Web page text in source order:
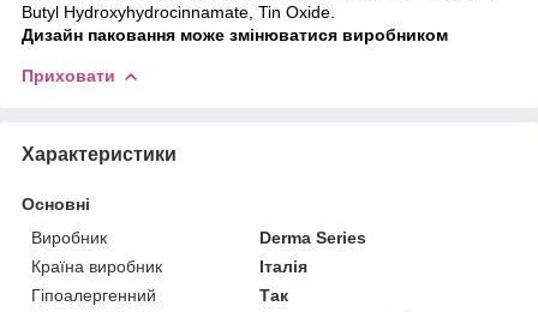
Butyl Hydroxyhydrocinnamate, Tin Oxide.
Дизайн паковання може змінюватися виробником
Приховати
Характеристики
Основні
Виробник
Derma Series
Країна виробник
Італія
Гіпоалергенний
Так